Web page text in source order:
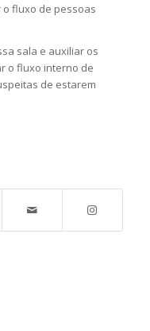
fluxo de pessoas
sala e auxiliar os
o fluxo interno de
de estarem